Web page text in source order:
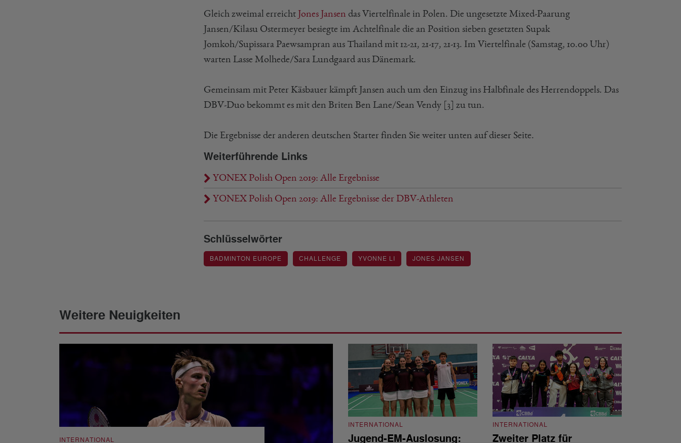
Gleich zweimal erreicht Jones Jansen das Viertelfinale in Polen. Die ungesetzte Mixed-Paarung
Jansen/Kilasu Ostermeyer besiegte im Achtelfinale die an Position sieben gesetzten Supak
Jomkoh/Supissara Paewsampran aus Thailand mit 12-21, 21-17, 21-13. Im Viertelfinale (Samstag, 10.00 Uhr)
warten Lasse Molhede/Sara Lundgaard aus Dänemark.
Gemeinsam mit Peter Käsbauer kämpft Jansen auch um den Einzug ins Halbfinale des Herrendoppels. Das
DBV-Duo bekommt es mit den Briten Ben Lane/Sean Vendy [3] zu tun.
Die Ergebnisse der anderen deutschen Starter finden Sie weiter unten auf dieser Seite.
Weiterführende Links
YONEX Polish Open 2019: Alle Ergebnisse
YONEX Polish Open 2019: Alle Ergebnisse der DBV-Athleten
Schlüsselwörter
BADMINTON EUROPE CHALLENGE YVONNE LI JONES JANSEN
Weitere Neuigkeiten
INTERNATIONAL
INTERNATIONAL
Jugend-EM-Auslosung:
INTERNATIONAL
Zweiter Platz für